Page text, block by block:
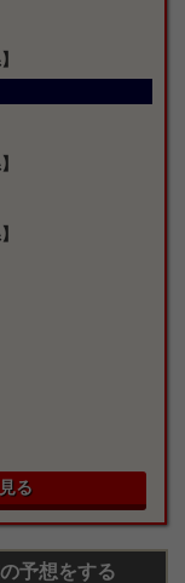
る
予想をする